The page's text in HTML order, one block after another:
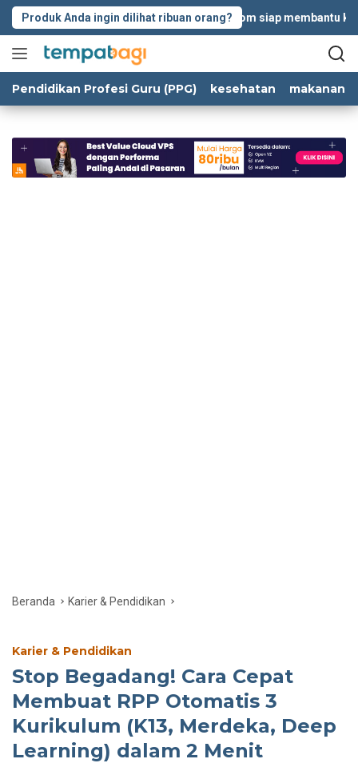
Langsung
Produk Anda ingin dilihat ribuan orang?Tempatbagi.com siap membantu
Pendidikan Profesi Guru (PPG) kesehatan makanan
Beranda Karier & Pendidikan
Karier & Pendidikan
Stop Begadang! Cara Cepat
Membuat RPP Otomatis 3
Kurikulum (K13, Merdeka, Deep
Learning) dalam 2 Menit